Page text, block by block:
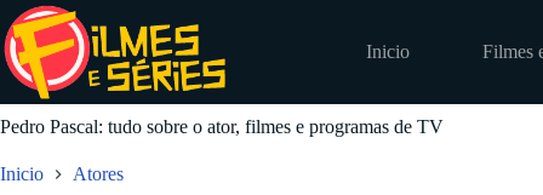
Pular
para
o
conteúdo
Inicio Filmes
Pedro Pascal: tudo sobre o ator, filmes e programas de TV
Inicio Atores